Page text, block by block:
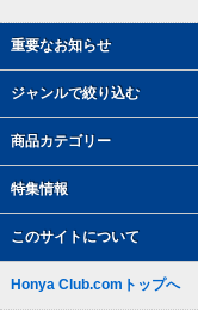
重要なお知らせ
ジャンルで絞り込む
商品カテゴリー
特集情報
このサイトについて
Honya Club.comトップへ